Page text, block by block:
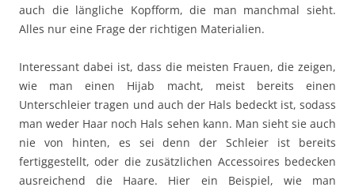
auch die längliche Kopfform, die man manchmal sieht.
Alles nur eine Frage der richtigen Materialien.
Interessant dabei ist, dass die meisten Frauen, die zeigen,
wie man einen Hijab macht, meist bereits einen
Unterschleier tragen und auch der Hals bedeckt ist, sodass
man weder Haar noch Hals sehen kann. Man sieht sie auch
nie von hinten, es sei denn der Schleier ist bereits
fertiggestellt, oder die zusätzlichen Accessoires bedecken
ausreichend die Haare. Hier ein Beispiel, wie man